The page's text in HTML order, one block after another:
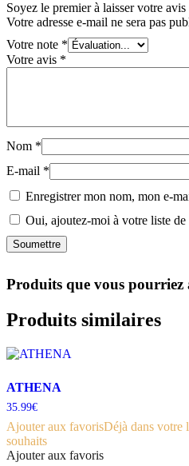
Soyez le premier à laisser votre
Votre adresse e-mail ne sera pas
Votre note *
Votre avis *
Nom *
E-mail *
Enregistrer mon nom, mon e-
Oui, ajoutez-moi à votre liste
Produits que vous
Produits similaires
ATHENA
35.99€
Ajouter aux favorisDéjà dans votre
souhaits
Ajouter aux favoris